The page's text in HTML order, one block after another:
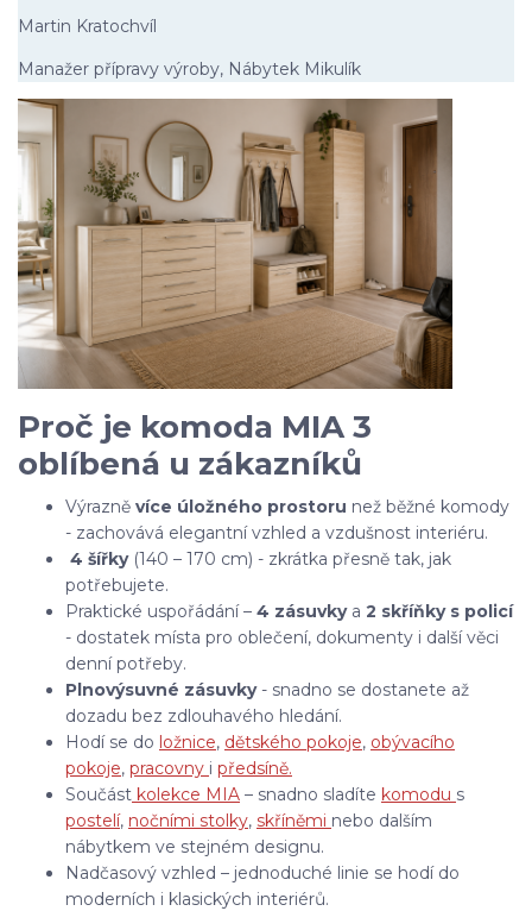
Martin Kratochvíl
Manažer přípravy výroby, Nábytek Mikulík
Proč je komoda MIA 3
oblíbená u zákazníků
Výrazně více úložného prostoru než běžné komody
- zachovává elegantní vzhled a vzdušnost interiéru.
4 šířky(140 – 170 cm) - zkrátka přesně tak, jak
potřebujete.
Praktické uspořádání – 4 zásuvkya 2 skříňky s policí
- dostatek místa pro oblečení, dokumenty i další věci
denní potřeby.
Plnovýsuvné zásuvky- snadno se dostanete až
dozadu bez zdlouhavého hledání.
Hodí se do ložnice, dětského pokoje, obývacího
pokoje, pracovny i předsíně.
Součást kolekce MIA – snadno sladíte komodu s
postelí, nočními stolky, skříněmi nebo dalším
nábytkem ve stejném designu.
Nadčasový vzhled – jednoduché linie se hodí do
moderních i klasických interiérů.